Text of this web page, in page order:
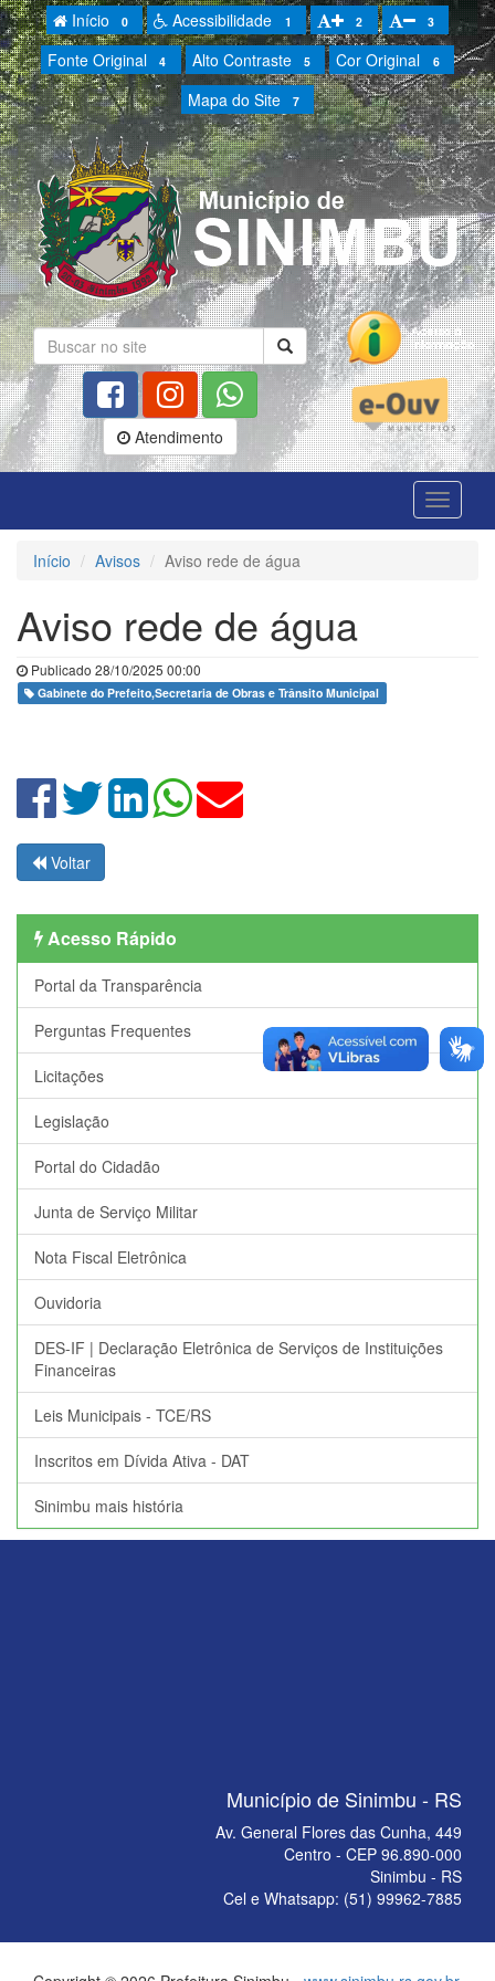
Início 0 Acessibilidade 1 2 3
Fonte Original 4 Alto Contraste 5 Cor Original 6
Mapa do Site 7
Atendimento
Início Avisos Aviso rede de água
Aviso rede de água
Publicado 28/10/2025 00:00
Gabinete do Prefeito,Secretaria de Obras e Trânsito Municipal
Voltar
Acesso Rápido
Portal da Transparência
Perguntas Frequentes
Licitações
Legislação
Portal do Cidadão
Junta de Serviço Militar
Nota Fiscal Eletrônica
Ouvidoria
DES-IF | Declaração Eletrônica de Serviços de Instituições
Financeiras
Leis Municipais - TCE/RS
Inscritos em Dívida Ativa - DAT
Sinimbu mais história
Município de Sinimbu - RS
Av. General Flores das Cunha, 449
Centro - CEP 96.890-000
Sinimbu - RS
Cel e Whatsapp: (51) 99962-7885